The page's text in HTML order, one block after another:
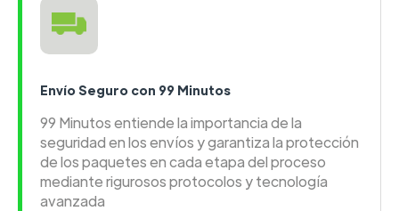
Envío Seguro con 99 Minutos
99 Minutos entiende la importancia de la
seguridad en los envíos y garantiza la protección
de los paquetes en cada etapa del proceso
mediante rigurosos protocolos y tecnología
avanzada